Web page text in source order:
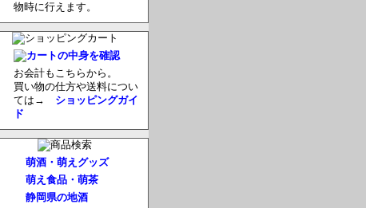
物時に行えます。
お会計もこちらから。
買い物の仕方や送料につい
ては→ ショッピングガイ
ド
萌酒・萌えグッズ
萌え食品・萌茶
静岡県の地酒